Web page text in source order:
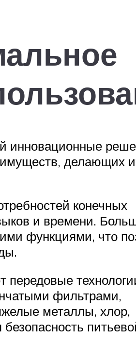
инновационные
делающих
конечных
и времени.
функциями, что
фильтрами,
металлы, хлор,
безопасность